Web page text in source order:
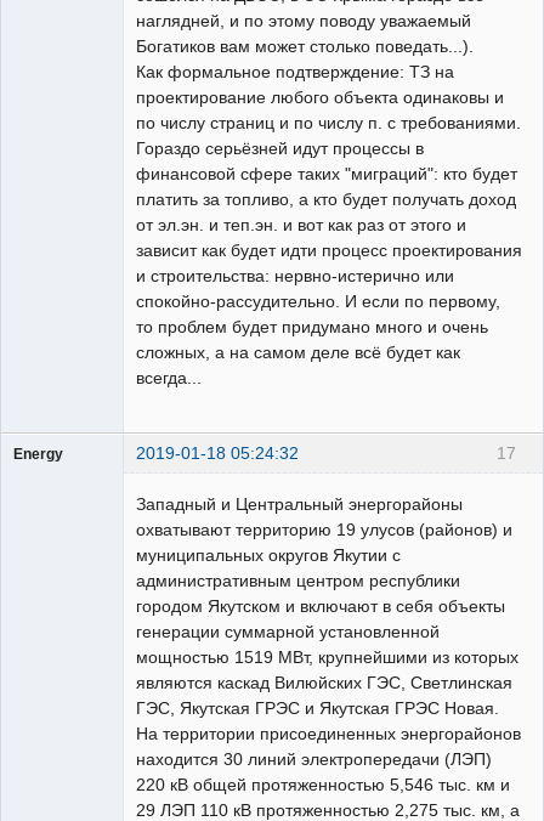
наглядней, и по этому поводу уважаемый
Богатиков вам может столько поведать...).
Как формальное подтверждение: ТЗ на
проектирование любого объекта одинаковы и
по числу страниц и по числу п. с требованиями.
Гораздо серьёзней идут процессы в
финансовой сфере таких "миграций": кто будет
платить за топливо, а кто будет получать доход
от эл.эн. и теп.эн. и вот как раз от этого и
зависит как будет идти процесс проектирования
и строительства: нервно-истерично или
спокойно-рассудительно. И если по первому,
то проблем будет придумано много и очень
сложных, а на самом деле всё будет как
всегда...
17
Energy 2019-01-18 05:24:32
Западный и Центральный энергорайоны
охватывают территорию 19 улусов (районов) и
муниципальных округов Якутии с
административным центром республики
городом Якутском и включают в себя объекты
генерации суммарной установленной
мощностью 1519 МВт, крупнейшими из которых
являются каскад Вилюйских ГЭС, Светлинская
ГЭС, Якутская ГРЭС и Якутская ГРЭС Новая.
На территории присоединенных энергорайонов
находится 30 линий электропередачи (ЛЭП)
220 кВ общей протяженностью 5,546 тыс. км и
29 ЛЭП 110 кВ протяженностью 2,275 тыс. км, а